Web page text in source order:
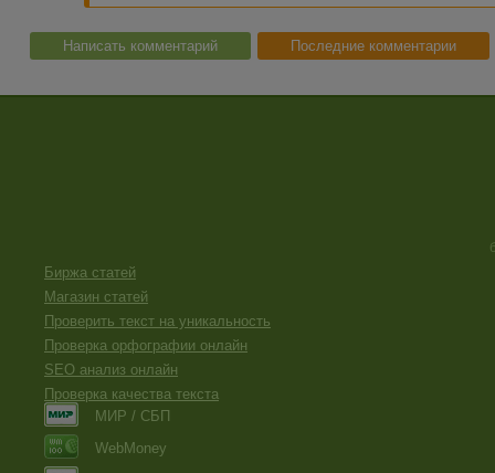
Написать комментарий Последние комментарии
Биржа статей
Магазин статей
Проверить текст на уникальность
Проверка орфографии онлайн
SEO анализ онлайн
Проверка качества текста
МИР / СБП
WebMoney